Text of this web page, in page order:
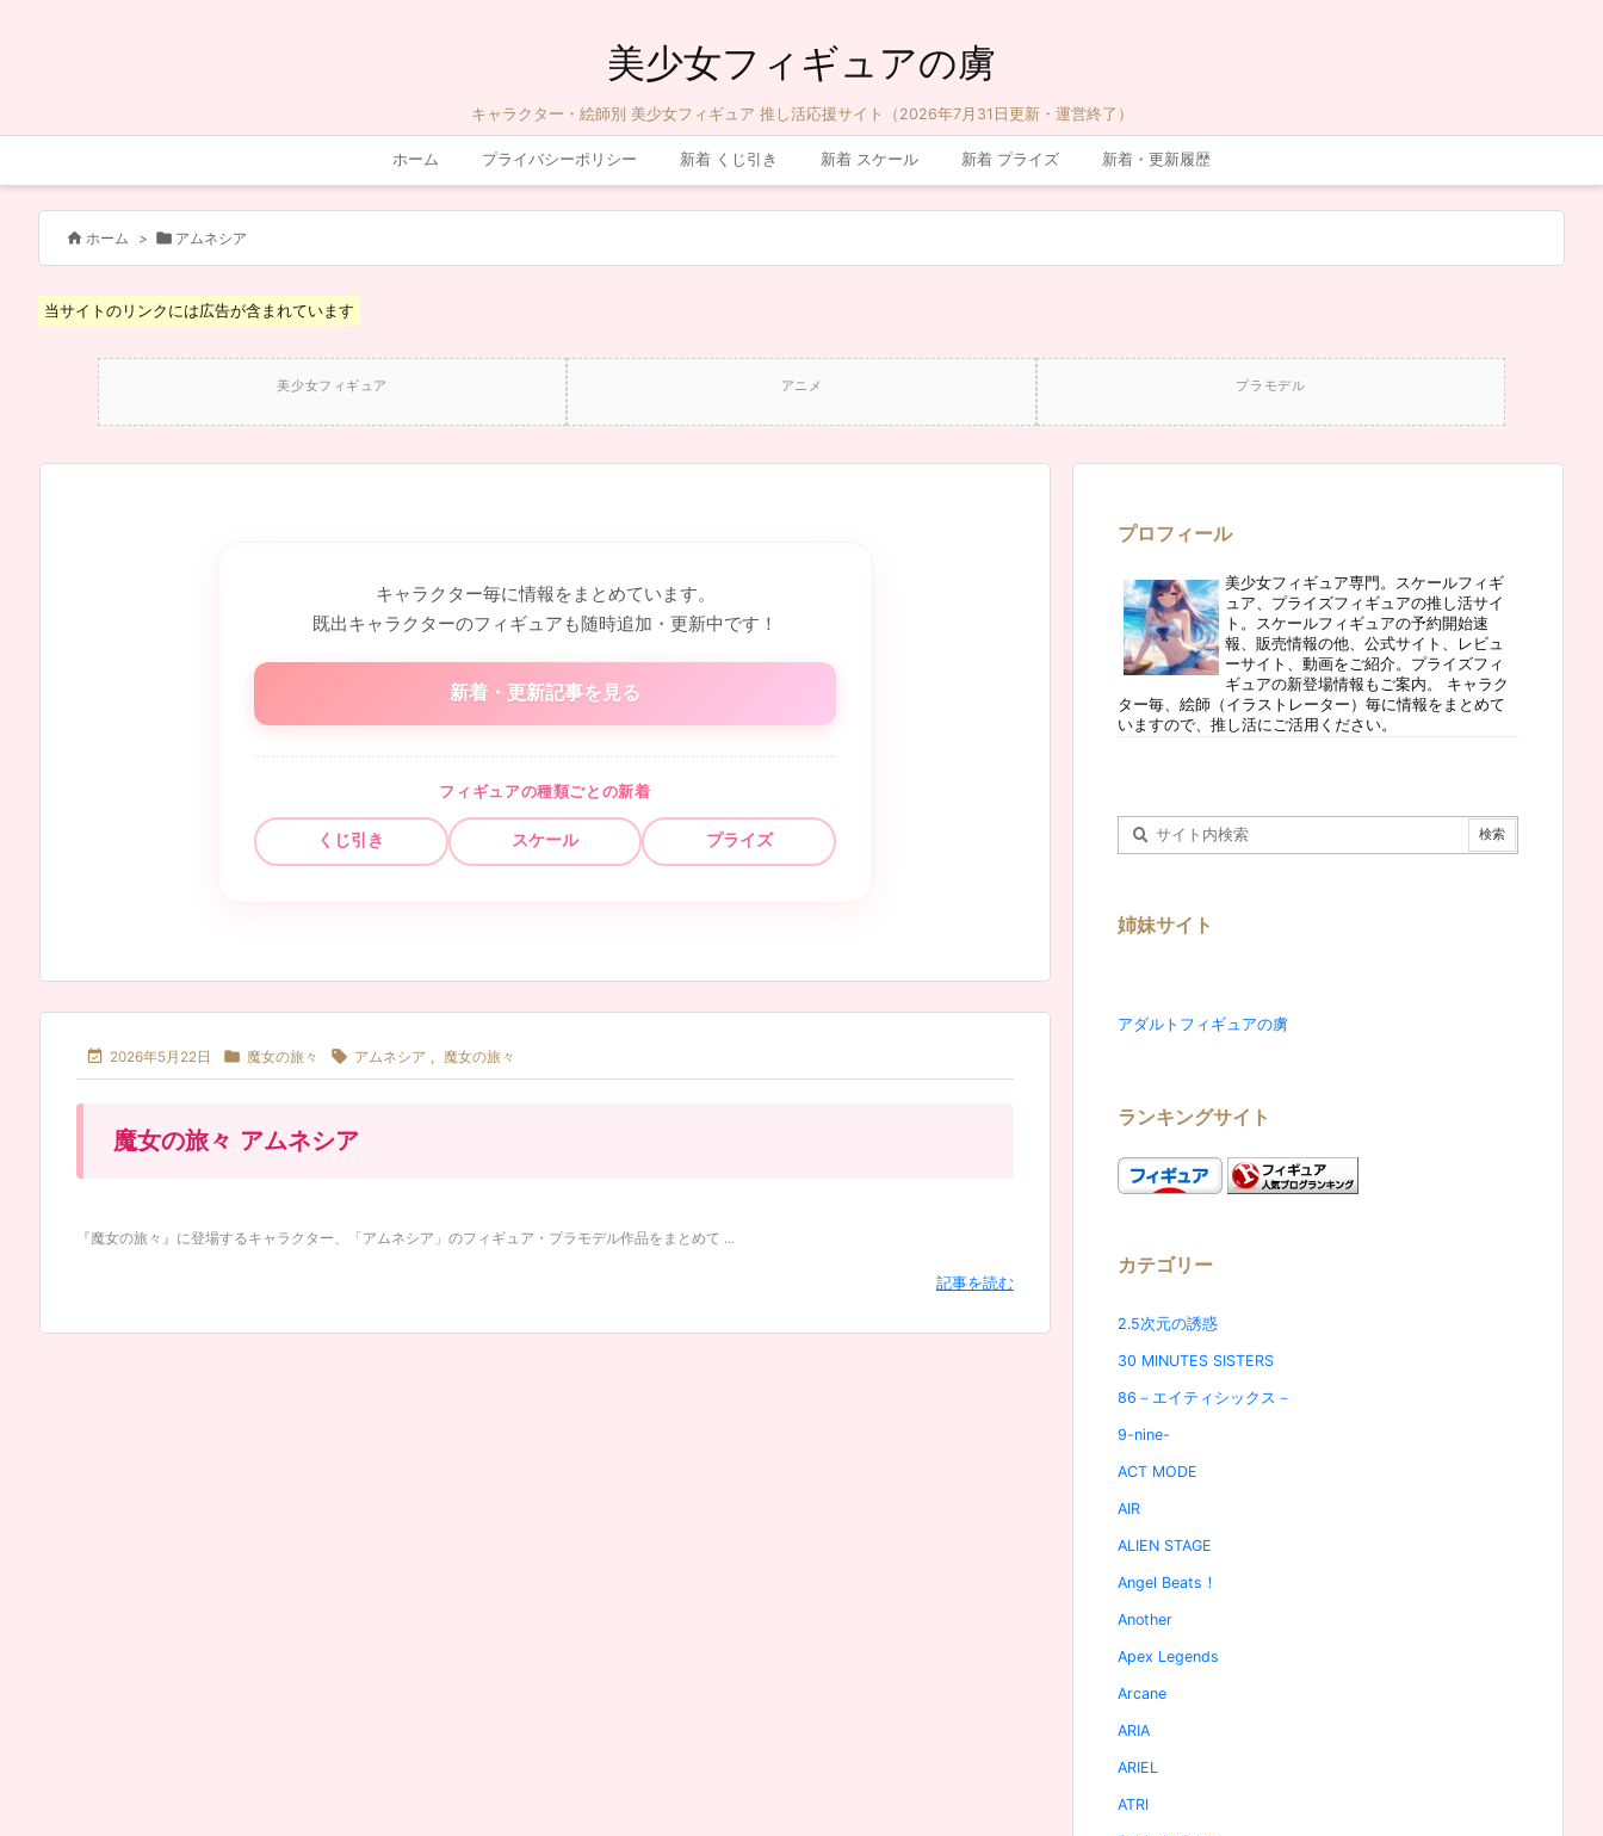
美少女フィギュアの虜
キャラクター・絵師別 美少女フィギュア 推し活応援サイト（2026年7月31日更新・運営終了）
ホーム プライバシーポリシー 新着 くじ引き 新着 スケール 新着 プライズ 新着・更新履歴
 ホーム >  アムネシア
当サイトのリンクには広告が含まれています
美少女フィギュア アニメ プラモデル
キャラクター毎に情報をまとめています。
既出キャラクターのフィギュアも随時追加・更新中です！
新着・更新記事を見る
フィギュアの種類ごとの新着
くじ引き スケール プライズ
 2026年5月22日  魔女の旅々  アムネシア , 魔女の旅々
魔女の旅々 アムネシア
『魔女の旅々』に登場するキャラクター、「アムネシア」のフィギュア・プラモデル作品をまとめて ...
記事を読む
プロフィール
美少女フィギュア専門。スケールフィギ
ュア、プライズフィギュアの推し活サイ
ト。スケールフィギュアの予約開始速
報、販売情報の他、公式サイト、レビュ
ーサイト、動画をご紹介。プライズフィ
ギュアの新登場情報もご案内。 キャラク
ター毎、絵師（イラストレーター）毎に情報をまとめて
いますので、推し活にご活用ください。
姉妹サイト
アダルトフィギュアの虜
ランキングサイト
カテゴリー
2.5次元の誘惑
30 MINUTES SISTERS
86－エイティシックス－
9-nine-
ACT MODE
AIR
ALIEN STAGE
Angel Beats！
Another
Apex Legends
Arcane
ARIA
ARIEL
ATRI